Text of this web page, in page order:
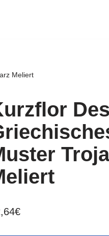
Meliert
€